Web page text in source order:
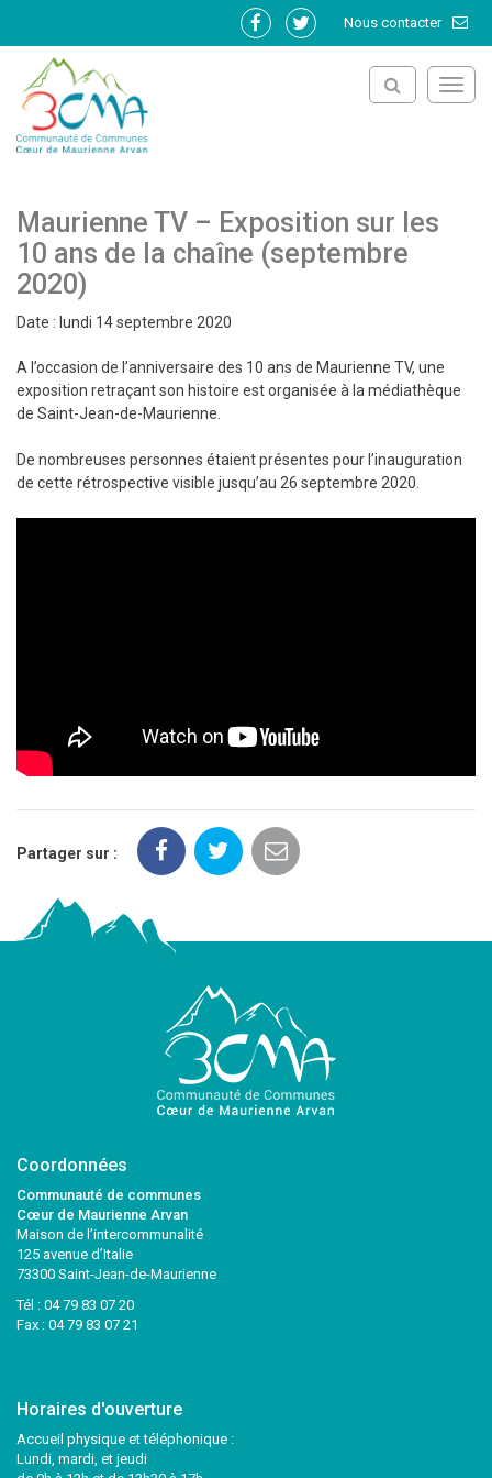
Nous contacter
Lien
Lien
Maurienne TV – Exposition sur les
10 ans de la chaîne (septembre
2020)
Date : lundi 14 septembre 2020
A l’occasion de l’anniversaire des 10 ans de Maurienne TV, une
exposition retraçant son histoire est organisée à la médiathèque
de Saint-Jean-de-Maurienne.
De nombreuses personnes étaient présentes pour l’inauguration
de cette rétrospective visible jusqu’au 26 septembre 2020.
Partager sur :
Coordonnées
Communauté de communes
Cœur de Maurienne Arvan
Maison de l’intercommunalité
125 avenue d’Italie
73300 Saint-Jean-de-Maurienne
Tél : 04 79 83 07 20
Fax : 04 79 83 07 21
Horaires d'ouverture
Accueil physique et téléphonique :
Lundi, mardi, et jeudi